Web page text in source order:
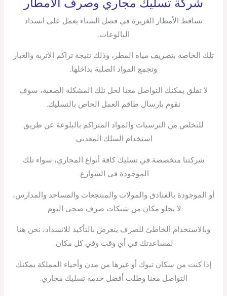
شركة تسليك مجاري وصرف الامطار
تساقط الأمطار الغزيرة في فصل الشتاء يعمل على انسداد
البالوعات.
تلك الخاصة بتصريف مياه المطر، وذلك نتيجة تراكم الأتربة والغبار
وتجمع المواد الصلبة بداخلها.
لا تقلق يمكنك التواصل معنا لحل تلك المشكلة الصعبة، سوف
نقوم بإرسال طاقم العمل الخاص بالتسليك.
للتخلص من الترسبات والمواد المتراكم بالبلوعة عن طريق
استخدام السلك المعدني.
شركتنا متخصصة في تسليك كافة أنواع المجاري، سواء تلك
الموجودة في الشوارع.
أو الموجودة بالفنادق والمولات والمنتجعات والمساجد والمدارس،
لا يخلو مكان من شبكات صرف صحي اليوم.
وبالاستخدام الخاطئ للصرف يتعرض بالتأكيد للانسداد، نحن هنا
لمساعدتك في أي وقت وفي كل مكان.
إذا كنت من سكان تبوك أو غيرها من مدن وأحياء المملكة يمكنك
التواصل معنا وطلب أفضل خدمة تسليك مجاري.